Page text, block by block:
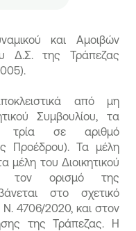
και Αμοιβών
Δ.Σ. της Τράπεζας
από μη
Συμβουλίου, τα
τρία σε αριθμό
Προέδρου). Τα μέλη
μέλη του Διοικητικού
τον ορισμό της
στο σχετικό
Ν. 4706/2020, και στον
της Τράπεζας. Η